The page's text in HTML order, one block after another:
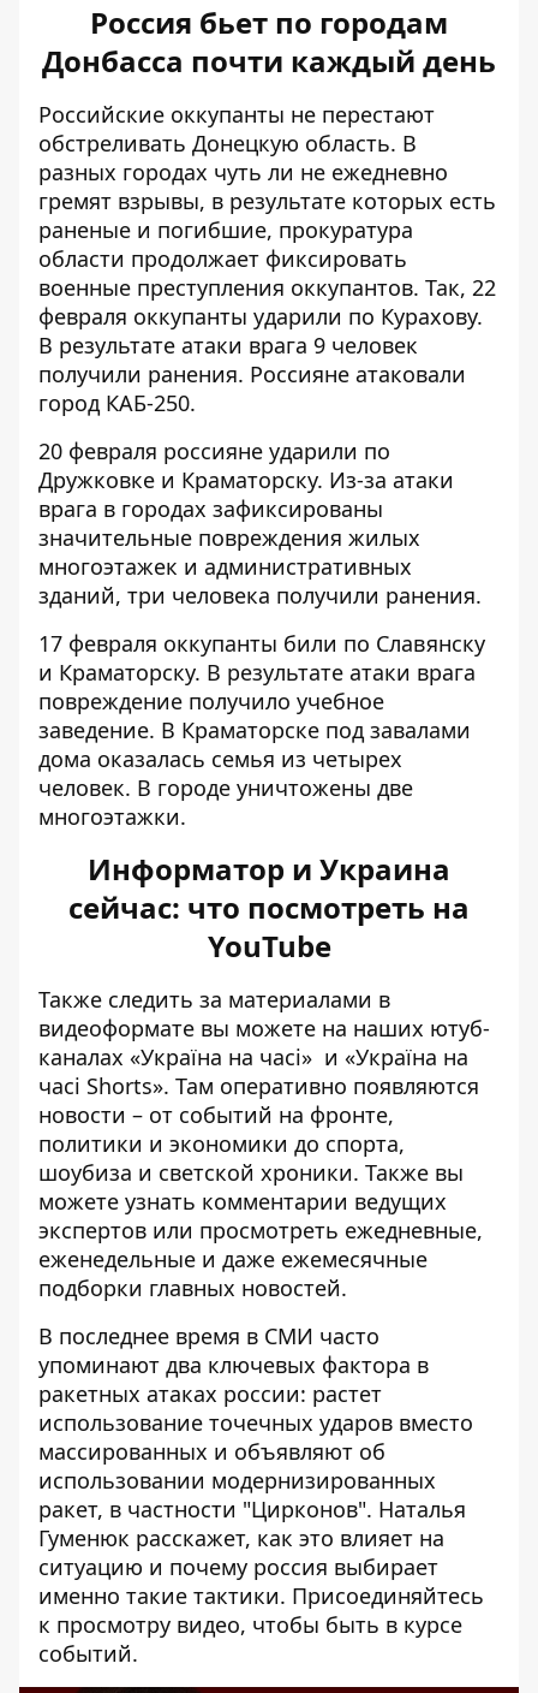
Россия бьет по городам
Донбасса почти каждый день
Российские оккупанты не перестают
обстреливать Донецкую область. В
разных городах чуть ли не ежедневно
гремят взрывы, в результате которых есть
раненые и погибшие, прокуратура
области продолжает фиксировать
военные преступления оккупантов. Так, 22
февраля оккупанты ударили по Курахову.
В результате атаки врага 9 человек
получили ранения. Россияне атаковали
город КАБ-250.
20 февраля россияне ударили по
Дружковке и Краматорску. Из-за атаки
врага в городах зафиксированы
значительные повреждения жилых
многоэтажек и административных
зданий, три человека получили ранения.
17 февраля оккупанты били по Славянску
и Краматорску. В результате атаки врага
повреждение получило учебное
заведение. В Краматорске под завалами
дома оказалась семья из четырех
человек. В городе уничтожены две
многоэтажки.
Информатор и Украина
сейчас: что посмотреть на
YouTube
Также следить за материалами в
видеоформате вы можете на наших ютуб-
каналах «Україна на часі» и «Україна на
часі Shorts». Там оперативно появляются
новости – от событий на фронте,
политики и экономики до спорта,
шоубиза и светской хроники. Также вы
можете узнать комментарии ведущих
экспертов или просмотреть ежедневные,
еженедельные и даже ежемесячные
подборки главных новостей.
В последнее время в СМИ часто
упоминают два ключевых фактора в
ракетных атаках россии: растет
использование точечных ударов вместо
массированных и объявляют об
использовании модернизированных
ракет, в частности "Цирконов". Наталья
Гуменюк расскажет, как это влияет на
ситуацию и почему россия выбирает
именно такие тактики. Присоединяйтесь
к просмотру видео, чтобы быть в курсе
событий.